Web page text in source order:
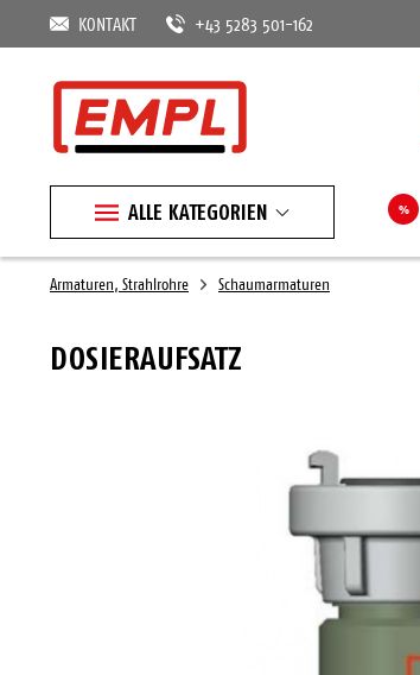
KONTAKT +43 5283 501-162
ALLE KATEGORIEN %
Armaturen, Strahlrohre Schaumarmaturen
DOSIERAUFSATZ